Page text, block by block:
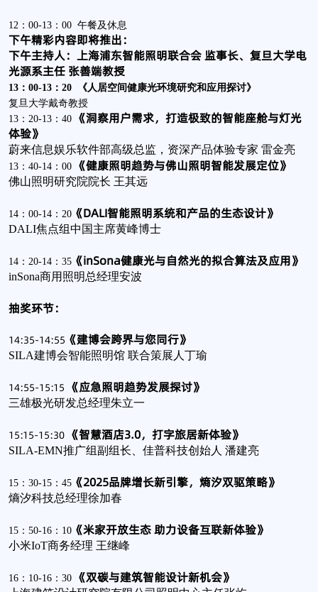
12：00-13：00 午餐及休息
下午精彩内容即将推出：
下午主持人：上海浦东智能照明联合会 监事长、复旦大学电
光源系主任 张善端教授
13：00-13：20 《人居空间健康光环境研究和应用探讨》
复旦大学戴奇教授
13：20-13：40《洞察用户需求，打造极致的智能座舱与灯光
体验》
蔚来信息娱乐软件部高级总监，资深产品体验专家 雷金亮
13：40-14：00 《健康照明趋势与佛山照明智能发展定位》
佛山照明研究院院长 王其远
14：00-14：20《DALI智能照明系统和产品的生态设计》
DALI焦点组中国主席黄峰博士
14：20-14：35《inSona健康光与自然光的拟合算法及应用》
inSona商用照明总经理安波
抽奖环节：
14:35-14:55 《建博会跨界与您同行》
SILA建博会智能照明馆 联合策展人丁瑜
14:55-15:15 《应急照明趋势发展探讨》
三雄极光研发总经理朱立一
15:15-15:30 《智慧酒店3.0，打字旅居新体验》
SILA-EMN推广组副组长、佳普科技创始人 潘建亮
15：30-15：45《2025品牌增长新引擎，熵汐双驱策略》
熵汐科技总经理徐加春
15：50-16：10《米家开放生态 助力设备互联新体验》
小米IoT商务经理 王继峰
16：10-16：30《双碳与建筑智能设计新机会》